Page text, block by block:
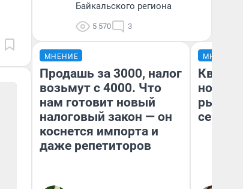
Байкальского региона
5 570 3
МНЕНИЕ
Продашь за 3000, налог
возьмут с 4000. Что
нам готовит новый
налоговый закон — он
коснется импорта и
даже репетиторов
МНЕНИЕ
но
рынок